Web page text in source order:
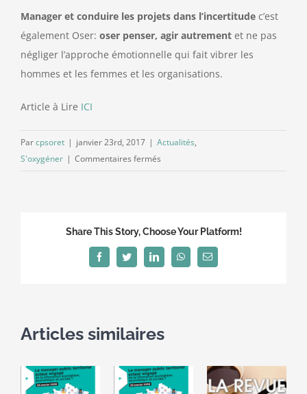
Manager et conduire les projets dans l’incertitude c’est
également Oser: oser penser, agir autrement et ne pas
négliger l’approche émotionnelle qui fait vibrer les
hommes et les femmes et les organisations.
Article à Lire ICI
Parcpsoret | janvier 23rd, 2017 | Actualités,
S'oxygéner | Commentaires fermés
dans
Share This Story, Choose Your Platform!
FacebookTwitterLinkedInWhatsAppEmail
Articles similaires